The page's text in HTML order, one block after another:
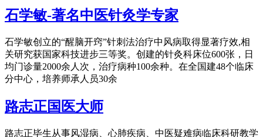
石学敏-著名中医针灸学专家
石学敏创立的“醒脑开窍”针刺法治疗中风病取得显著疗效,相
关研究获国家科技进步三等奖。创建的针灸科床位600张，日
均门诊量2000余人次，治疗病种100余种。在全国建48个临床
分中心，培养师承人员30余
路志正国医大师
路志正毕生从事风湿病、心肺疾病、中医疑难病临床科研教学